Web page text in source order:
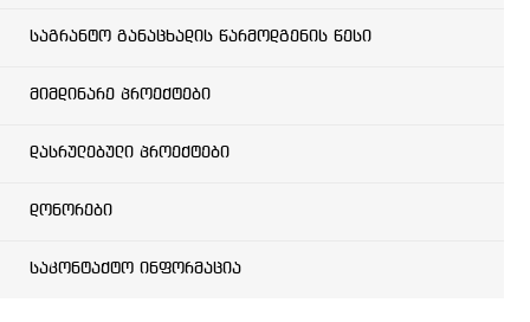
საგრანტო განაცხადის წარმოდგენის წესი
მიმდინარე პროექტები
დასრულებული პროექტები
დონორები
საკონტაქტო ინფორმაცია